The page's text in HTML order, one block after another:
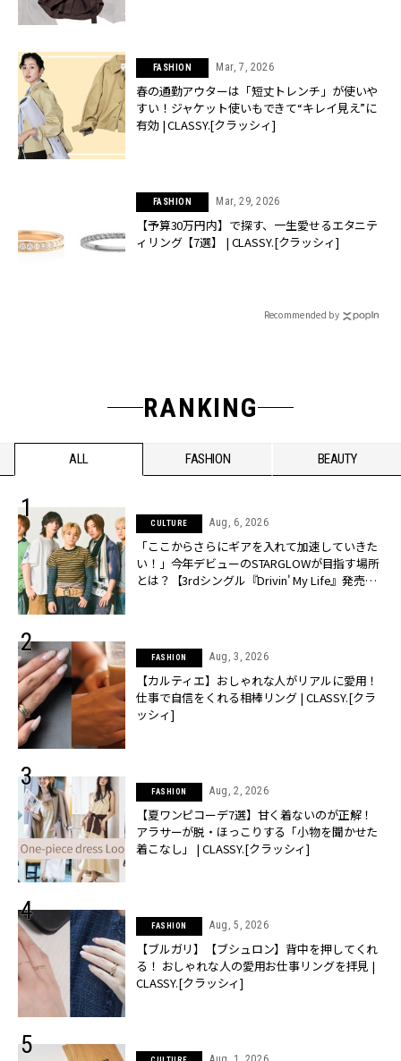
FASHION Mar, 7, 2026
春の通勤アウターは「短丈トレンチ」が使いや
すい！ジャケット使いもできて“キレイ見え”に
有効 | CLASSY.[クラッシィ]
FASHION Mar, 29, 2026
【予算30万円内】で探す、一生愛せるエタニテ
ィリング【7選】 | CLASSY.[クラッシィ]
Recommended by
RANKING
ALL FASHION BEAUTY
CULTURE Aug, 6, 2026
「ここからさらにギアを入れて加速していきた
い！」今年デビューのSTARGLOWが目指す場所
とは？【3rdシングル『Drivin' My Life』発売】 |
FASHION Aug, 3, 2026
【カルティエ】おしゃれな人がリアルに愛用！
仕事で自信をくれる相棒リング | CLASSY.[クラ
ッシィ]
FASHION Aug, 2, 2026
【夏ワンピコーデ7選】甘く着ないのが正解！
アラサーが脱・ほっこりする「小物を聞かせた
着こなし」 | CLASSY.[クラッシィ]
FASHION Aug, 5, 2026
【ブルガリ】【ブシュロン】背中を押してくれ
る！ おしゃれな人の愛用お仕事リングを拝見 |
CLASSY.[クラッシィ]